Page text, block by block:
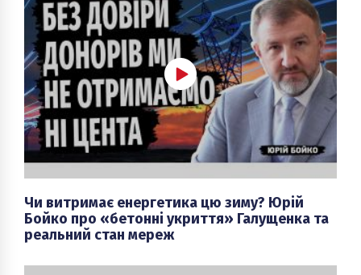
Чи витримає енергетика цю зиму? Юрій
Бойко про «бетонні укриття» Галущенка та
реальний стан мереж